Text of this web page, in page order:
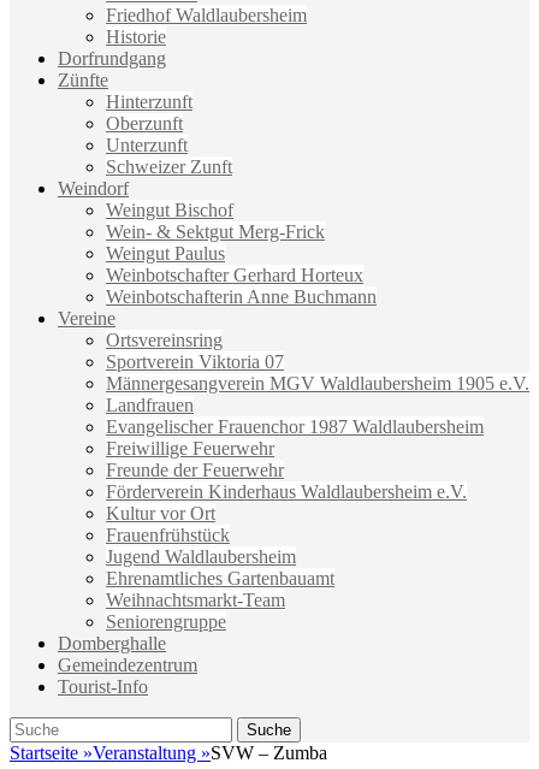
Friedhof Waldlaubersheim
Historie
Dorfrundgang
Zünfte
Hinterzunft
Oberzunft
Unterzunft
Schweizer Zunft
Weindorf
Weingut Bischof
Wein- & Sektgut Merg-Frick
Weingut Paulus
Weinbotschafter Gerhard Horteux
Weinbotschafterin Anne Buchmann
Vereine
Ortsvereinsring
Sportverein Viktoria 07
Männergesangverein MGV Waldlaubersheim 1905 e.V.
Landfrauen
Evangelischer Frauenchor 1987 Waldlaubersheim
Freiwillige Feuerwehr
Freunde der Feuerwehr
Förderverein Kinderhaus Waldlaubersheim e.V.
Kultur vor Ort
Frauenfrühstück
Jugend Waldlaubersheim
Ehrenamtliches Gartenbauamt
Weihnachtsmarkt-Team
Seniorengruppe
Domberghalle
Gemeindezentrum
Tourist-Info
Suche
Suche
nach:
Startseite »Veranstaltung »SVW – Zumba